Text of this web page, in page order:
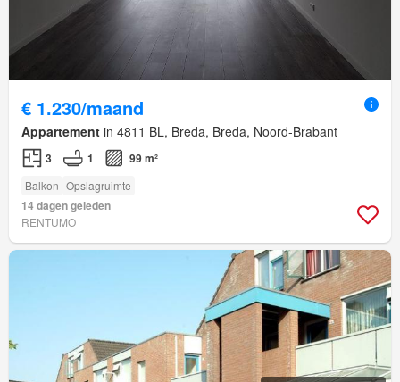
€ 1.230/maand
Appartement in 4811 BL, Breda, Breda, Noord-Brabant
3 1 99 m²
Balkon Opslagruimte
14 dagen geleden
RENTUMO